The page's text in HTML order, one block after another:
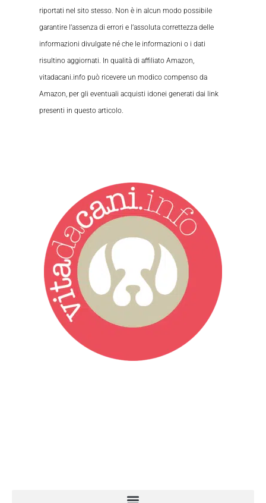
riportati nel sito stesso. Non è in alcun modo possibile
garantire l’assenza di errori e l’assoluta correttezza delle
informazioni divulgate né che le informazioni o i dati
risultino aggiornati. In qualità di affiliato Amazon,
vitadacani.info può ricevere un modico compenso da
Amazon, per gli eventuali acquisti idonei generati dai link
presenti in questo articolo.